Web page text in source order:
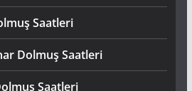
Saatleri
Dolmuş Saatleri
Saatleri